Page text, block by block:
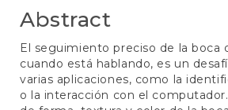
Abstract
El seguimiento preciso de la boca
cuando está hablando, es un
varias aplicaciones, como la
o la interacción con el